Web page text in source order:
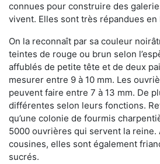
connues pour construire des
vivent. Elles sont très répandues en
On la reconnaît par sa couleur
teintes de rouge ou brun selon
affublés de petite tête et de deux
mesurer entre 9 à 10 mm. Les
peuvent faire entre 7 à 13 mm. De
différentes selon leurs fonctions.
qu’une colonie de fourmis
5000 ouvrières qui servent la reine.
cousines, elles sont également
sucrés.